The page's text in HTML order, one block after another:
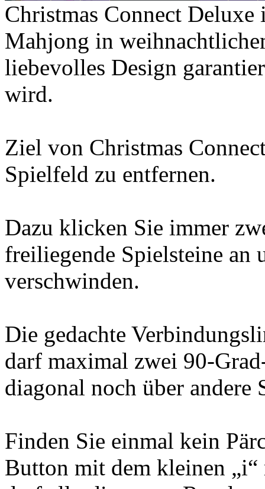
Christmas Connect
Mahjong in
liebevolles Design
wird.
Ziel von Christmas
Spielfeld zu entfernen.
Dazu klicken Sie immer
freiliegende Spielsteine an
verschwinden.
Die gedachte
darf maximal zwei 90-
diagonal noch über andere
Finden Sie einmal kein
Button mit dem kleinen